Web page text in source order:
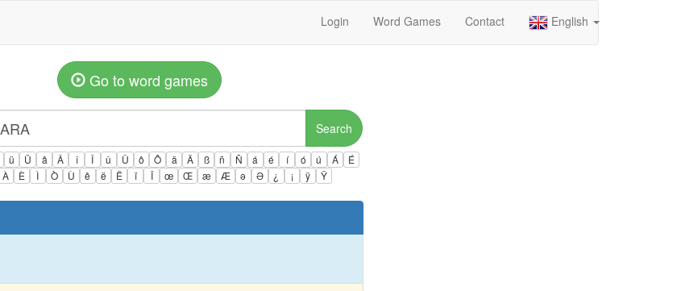
Login Word Games Contact English
Go to word games
Search
ü Ü â Â î Î û Û ô Ô ä Ä ß ñ Ñ á é í ó ú Á
É
À È Ì Ò Ù ê ë Ë ï Ï œ Œ æ Æ ə Ə ¿ ¡ ÿ Ÿ